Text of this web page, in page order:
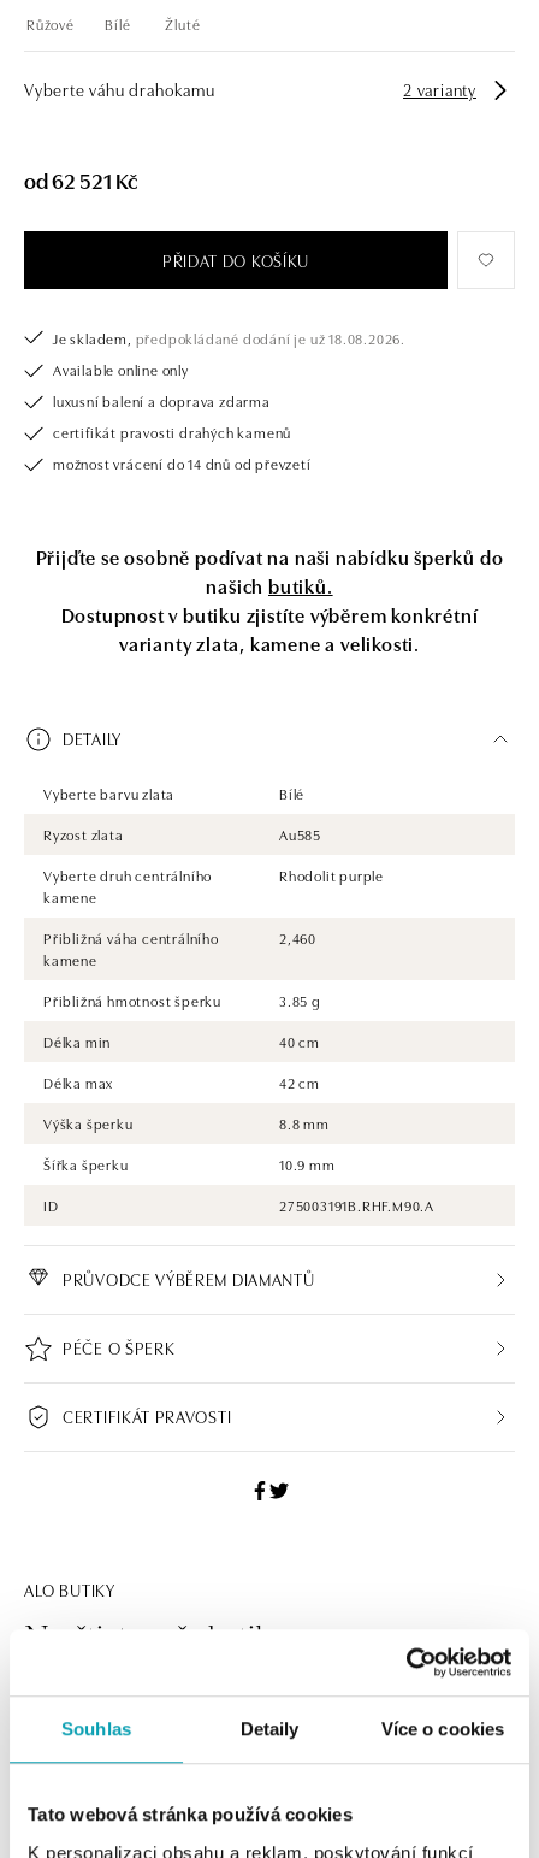
Souhlas Detaily Více o cookies
Tato webová stránka používá cookies
K personalizaci obsahu a reklam, poskytování funkcí
Růžové Bílé Žluté
Vyberte váhu drahokamu 2 varianty
od 62 521 Kč
PŘIDAT DO KOŠÍKU
Je skladem, předpokládané dodání je už 18.08.2026.
Available online only
luxusní balení a doprava zdarma
certifikát pravosti drahých kamenů
možnost vrácení do 14 dnů od převzetí
Přijďte se osobně podívat na naši nabídku šperků do
našich butiků.
Dostupnost v butiku zjistíte výběrem konkrétní
varianty zlata, kamene a velikosti.
DETAILY
Vyberte barvu zlata
Bílé
Ryzost zlata
Au585
Vyberte druh centrálního
kamene
Rhodolit purple
Přibližná váha centrálního
kamene
2,460
Přibližná hmotnost šperku
3.85 g
Délka min
40 cm
Délka max
42 cm
Výška šperku
8.8 mm
Šířka šperku
10.9 mm
ID
275003191B.RHF.M90.A
PRŮVODCE VÝBĚREM DIAMANTŮ
PÉČE O ŠPERK
CERTIFIKÁT PRAVOSTI
ALO BUTIKY
Navštivte naše butiky